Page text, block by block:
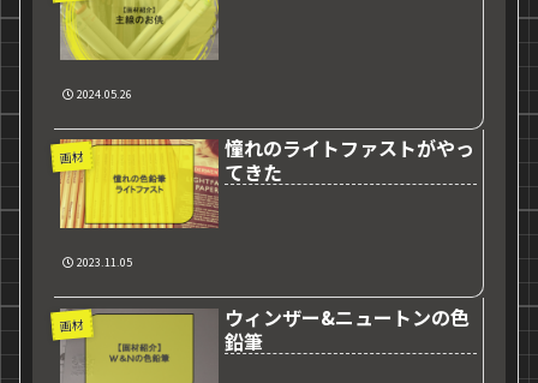
2024.05.26
画材
憧れのライトファストがやっ
てきた
2023.11.05
画材
ウィンザー&ニュートンの色
鉛筆